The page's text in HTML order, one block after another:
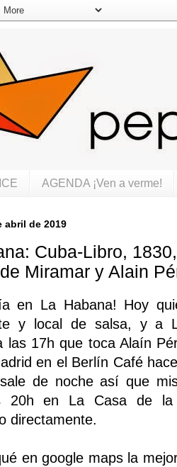
AGENDA ¡Ven a verme!
abril de 2019
Cuba-Libro,
Miramar y Alain
en La Habana! Hoy
y local de salsa, y a
las 17h que toca Alaín
en el Berlín Café
de noche así que
20h en La Casa de la
directamente.
en google maps la